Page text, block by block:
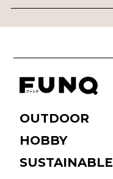
OUTDOOR
HOBBY
SUSTAINABLE